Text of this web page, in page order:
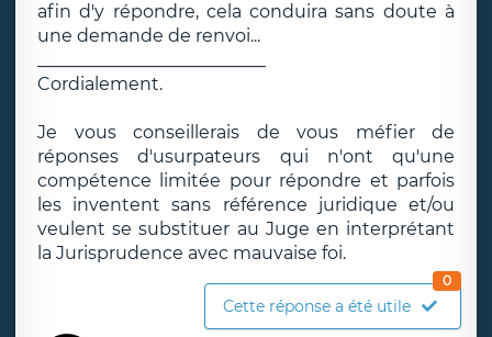
afin d'y répondre, cela conduira sans doute à
une demande de renvoi...
Cordialement.
Je vous conseillerais de vous méfier de
réponses d'usurpateurs qui n'ont qu'une
compétence limitée pour répondre et parfois
les inventent sans référence juridique et/ou
veulent se substituer au Juge en interprétant
la Jurisprudence avec mauvaise foi.
Cette réponse a été utile
0